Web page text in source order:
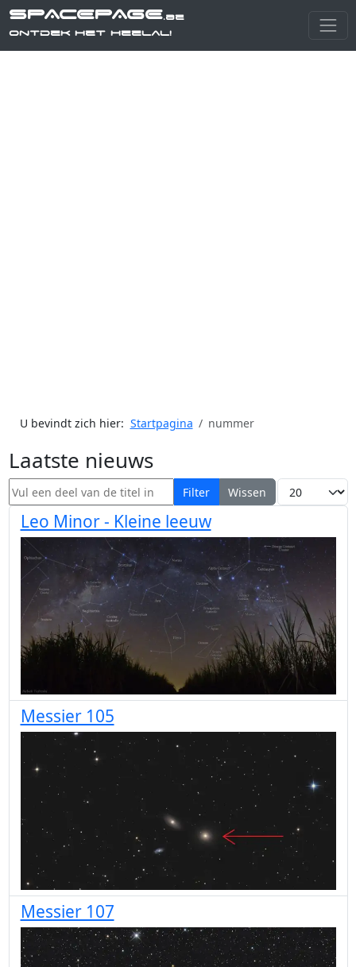
SPACEPAGE.be
Ontdek het heelal!
U bevindt zich hier: Startpagina nummer
Laatste nieuws
Vul een deel van de titel in Filter Wissen Toon #
Leo Minor - Kleine leeuw
Messier 105
Messier 107